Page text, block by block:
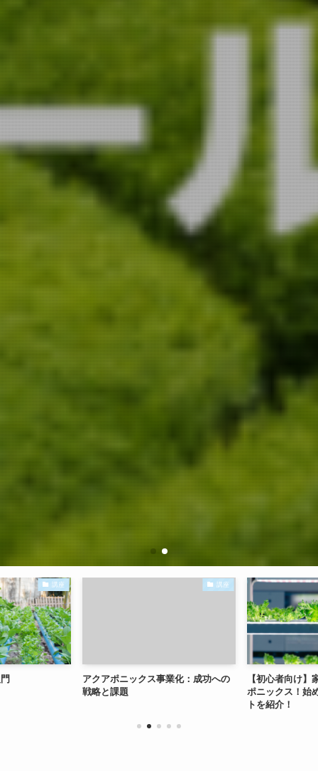
講座 講座
アクアポニックス事業化：成功への
戦略と課題
【初心者向け】
ポニックス！始
トを紹介！